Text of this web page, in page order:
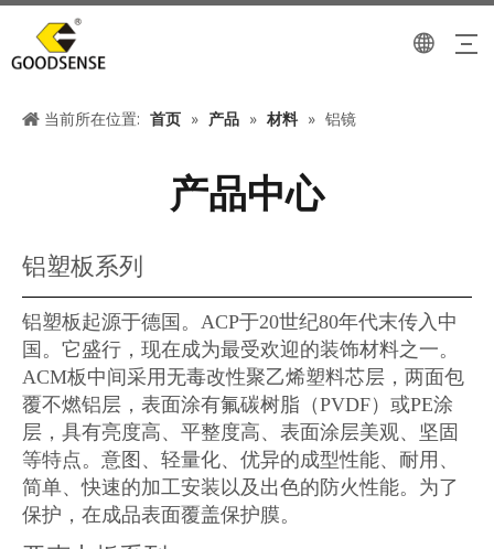
当前所在位置: 首页 » 产品 » 材料 » 铝镜
产品中心
铝塑板系列
铝塑板起源于德国。ACP于20世纪80年代末传入中
国。它盛行，现在成为最受欢迎的装饰材料之一。
ACM板中间采用无毒改性聚乙烯塑料芯层，两面包
覆不燃铝层，表面涂有氟碳树脂（PVDF）或PE涂
层，具有亮度高、平整度高、表面涂层美观、坚固
等特点。意图、轻量化、优异的成型性能、耐用、
简单、快速的加工安装以及出色的防火性能。为了
保护，在成品表面覆盖保护膜。